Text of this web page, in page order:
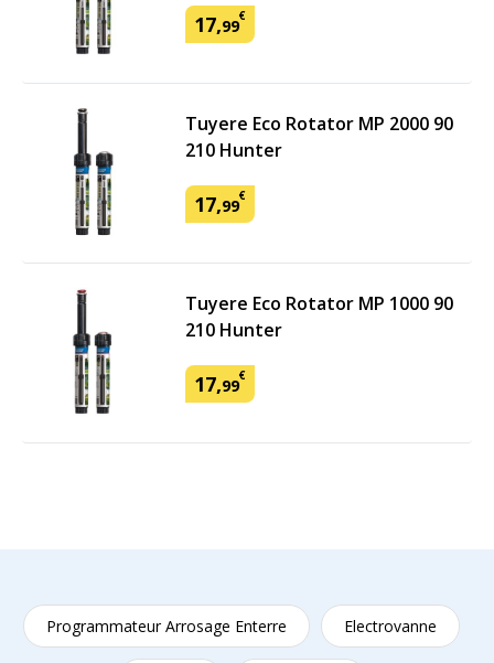
17,99€
Tuyere Eco Rotator MP 2000 90
210 Hunter
17,99€
Tuyere Eco Rotator MP 1000 90
210 Hunter
17,99€
Programmateur Arrosage Enterre Electrovanne